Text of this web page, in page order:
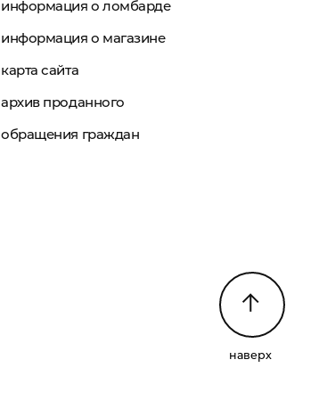
информация о ломбарде
информация о магазине
карта сайта
архив проданного
обращения граждан
наверх